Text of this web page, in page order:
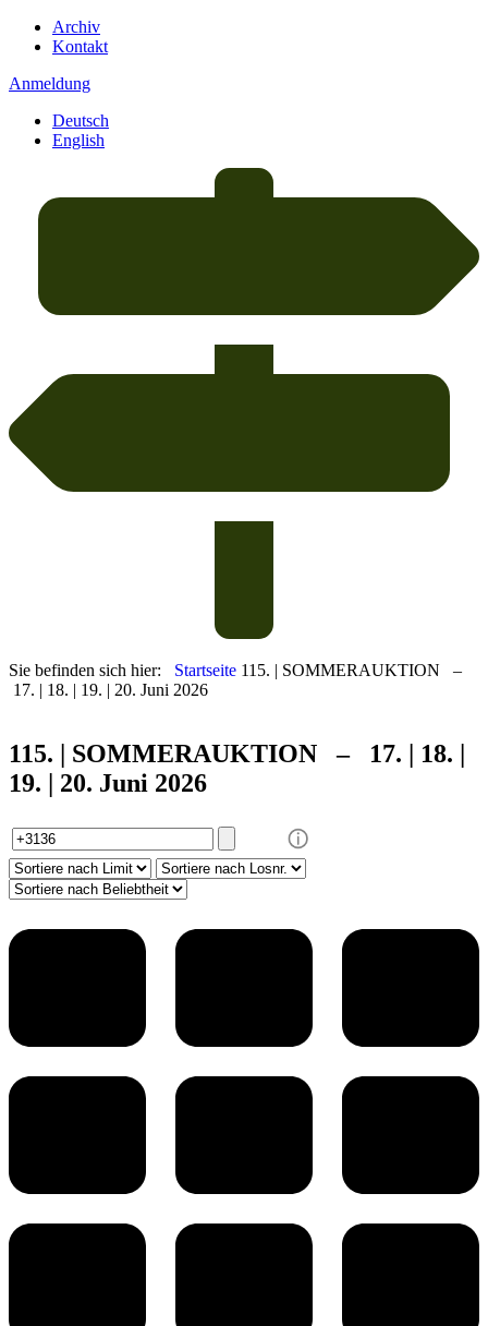
Archiv
Kontakt
Anmeldung
Deutsch
English
Sie befinden sich hier: Startseite 115. | SOMMERAUKTION –
17. | 18. | 19. | 20. Juni 2026
115. | SOMMERAUKTION – 17. | 18. |
19. | 20. Juni 2026